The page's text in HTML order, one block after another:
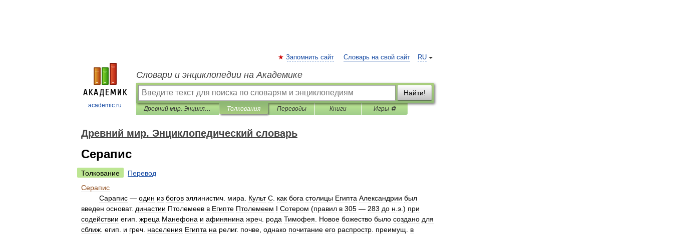
academic.ru
RU
Запомнить сайт Словарь на свой сайт
Словари и энциклопедии на Академике
Найти!
Древний мир. Энциклопедический словарь Толкования Переводы Книги Игры ⚽
Древний мир. Энциклопедический словарь
Серапис
Толкование
Перевод
Серапис
Сарапис — один из богов эллинистич мира Культ С как бога столицы Египта Александрии был
введен основат. династии Птолемеев в Египте Птолемеем I Сотером (правил в 305 — 283 до н э .) при
содействии егип жреца Манефона и афинянина жреч рода Тимофея Новое божество было создано для
сближ егип и греч населения Египта на религ. почве однако почитание его распростр преимущ
в